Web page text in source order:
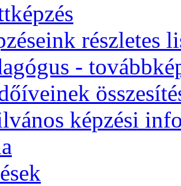
részletes
-
képzési